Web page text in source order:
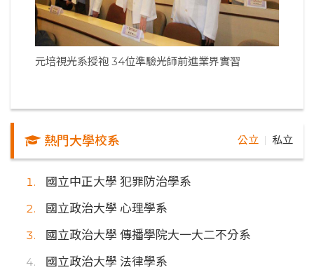
元培視光系授袍 34位準驗光師前進業界實習
熱門大學校系 公立 私立
國立中正大學 犯罪防治學系
國立政治大學 心理學系
國立政治大學 傳播學院大一大二不分系
國立政治大學 法律學系